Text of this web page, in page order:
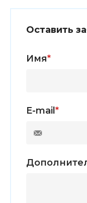
Оставить
Имя*
E-mail *